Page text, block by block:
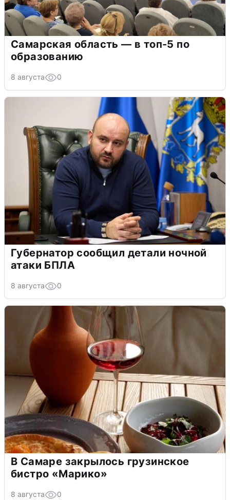
Самарская область — в топ-5 по
образованию
8 августа 0
Губернатор сообщил детали ночной
атаки БПЛА
8 августа 0
В Самаре закрылось грузинское
бистро «Марико»
8 августа 0